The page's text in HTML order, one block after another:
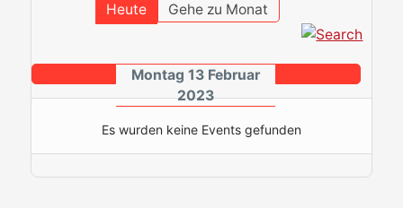
Heute
Gehe zu Monat
Montag 13 Februar
2023
Es wurden keine Events gefunden